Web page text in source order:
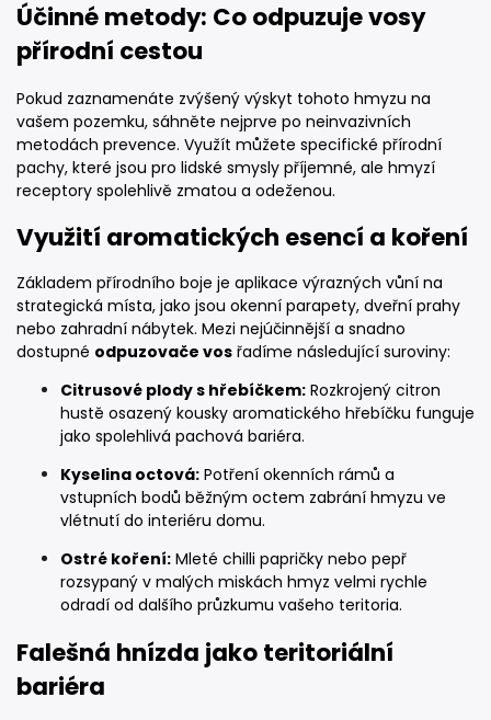
Účinné metody: Co odpuzuje vosy
přírodní cestou
Pokud zaznamenáte zvýšený výskyt tohoto hmyzu na
vašem pozemku, sáhněte nejprve po neinvazivních
metodách prevence. Využít můžete specifické přírodní
pachy, které jsou pro lidské smysly příjemné, ale hmyzí
receptory spolehlivě zmatou a odeženou.
Využití aromatických esencí a koření
Základem přírodního boje je aplikace výrazných vůní na
strategická místa, jako jsou okenní parapety, dveřní prahy
nebo zahradní nábytek. Mezi nejúčinnější a snadno
dostupné odpuzovače vos řadíme následující suroviny:
Citrusové plody s hřebíčkem: Rozkrojený citron
hustě osazený kousky aromatického hřebíčku funguje
jako spolehlivá pachová bariéra.
Kyselina octová: Potření okenních rámů a
vstupních bodů běžným octem zabrání hmyzu ve
vlétnutí do interiéru domu.
Ostré koření: Mleté chilli papričky nebo pepř
rozsypaný v malých miskách hmyz velmi rychle
odradí od dalšího průzkumu vašeho teritoria.
Falešná hnízda jako teritoriální
bariéra